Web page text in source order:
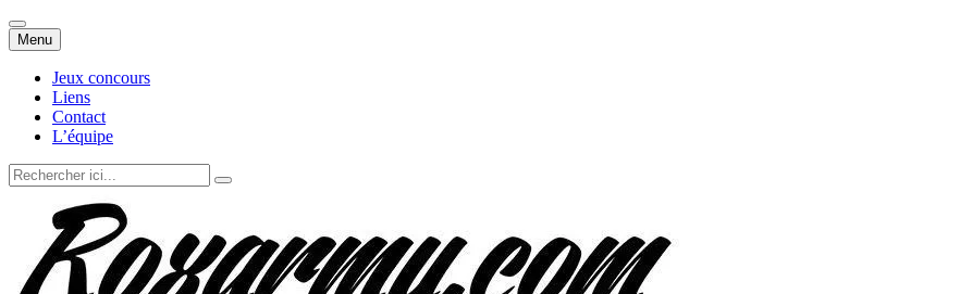
Menu Aller
au
contenu
Jeux concours
Liens
Contact
L’équipe
Recherche
pour